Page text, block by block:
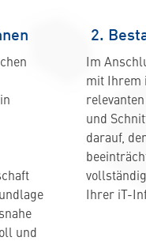
und
2.
Im
mit Ihrem
und
darauf,
Ihrer iT-